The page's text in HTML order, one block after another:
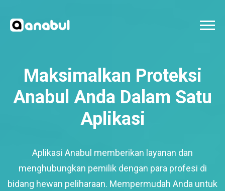
Maksimalkan Proteksi
Anabul Anda Dalam Satu
Aplikasi
Aplikasi Anabul memberikan layanan dan
menghubungkan pemilik dengan para profesi di
bidang hewan peliharaan. Mempermudah Anda untuk